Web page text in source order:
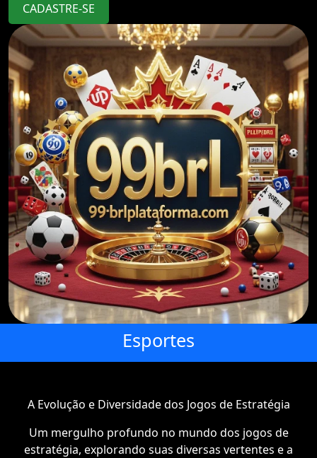
CADASTRE-SE
Esportes
A Evolução e Diversidade dos Jogos de Estratégia
Um mergulho profundo no mundo dos jogos de
estratégia, explorando suas diversas vertentes e a